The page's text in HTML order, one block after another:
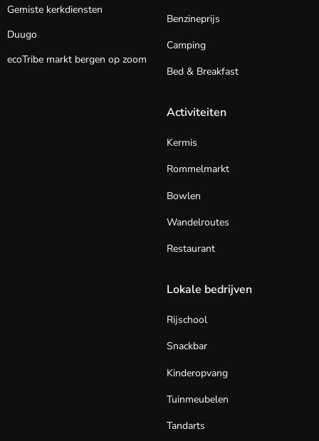
Gemiste kerkdiensten
Duugo
ecoTribe markt bergen op zoom
Benzineprijs
Camping
Bed & Breakfast
Activiteiten
Kermis
Rommelmarkt
Bowlen
Wandelroutes
Restaurant
Lokale bedrijven
Rijschool
Snackbar
Kinderopvang
Tuinmeubelen
Tandarts